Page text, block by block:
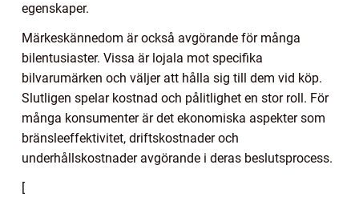
egenskaper.
Märkeskännedom är också avgörande för många
bilentusiaster. Vissa är lojala mot specifika
bilvarumärken och väljer att hålla sig till dem vid köp.
Slutligen spelar kostnad och pålitlighet en stor roll. För
många konsumenter är det ekonomiska aspekter som
bränsleeffektivitet, driftskostnader och
underhållskostnader avgörande i deras beslutsprocess.
[